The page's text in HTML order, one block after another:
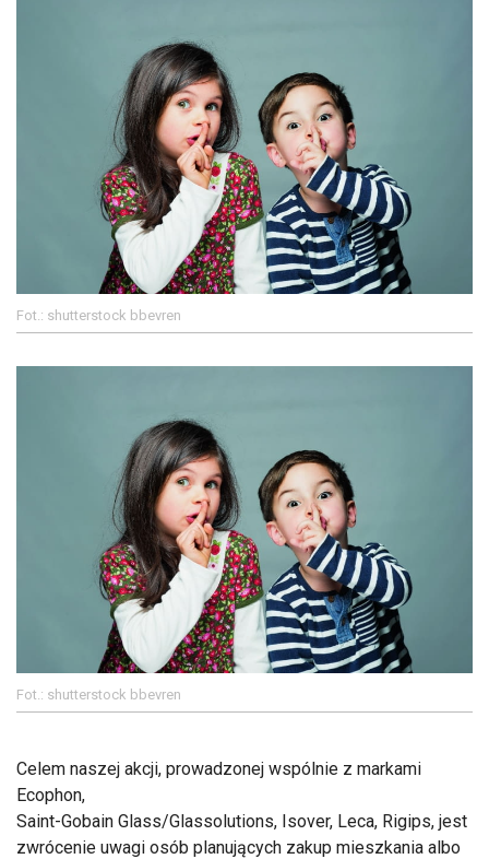
Fot.: shutterstock bbevren
Fot.: shutterstock bbevren
Celem naszej akcji, prowadzonej wspólnie z markami
Ecophon,
Saint-Gobain Glass/Glassolutions, Isover, Leca, Rigips, jest
zwrócenie uwagi osób planujących zakup mieszkania albo